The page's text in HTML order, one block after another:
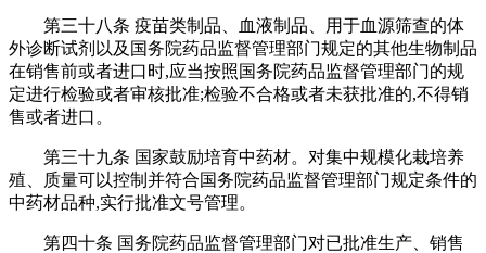
第三十八条 疫苗类制品、血液制品、用于血源筛查的体
外诊断试剂以及国务院药品监督管理部门规定的其他生物制品
在销售前或者进口时,应当按照国务院药品监督管理部门的规
定进行检验或者审核批准;检验不合格或者未获批准的,不得销
售或者进口。
第三十九条 国家鼓励培育中药材。对集中规模化栽培养
殖、质量可以控制并符合国务院药品监督管理部门规定条件的
中药材品种,实行批准文号管理。
第四十条 国务院药品监督管理部门对已批准生产、销售